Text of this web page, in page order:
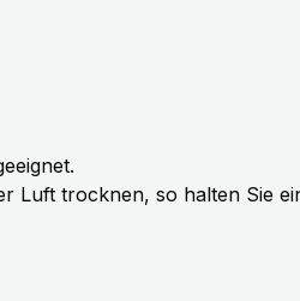
Luft trocknen, so halten Sie